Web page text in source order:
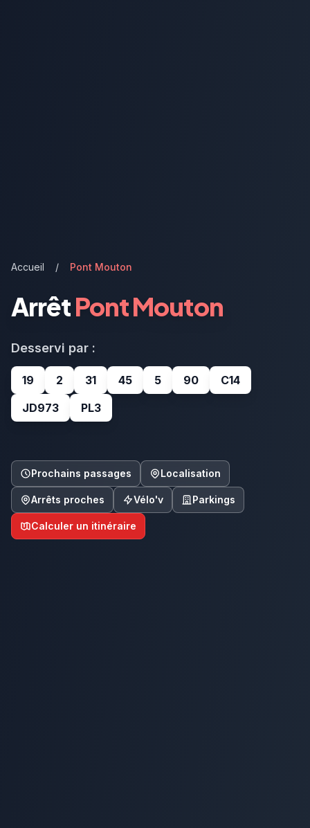
Accueil / Pont Mouton
ArrêtPont Mouton
Desservi par :
19 2 31 45 5 90
C14
JD973
PL3
Prochains passages Localisation
Arrêts proches Vélo'v Parkings
Calculer un itinéraire